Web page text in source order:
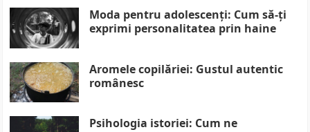
Moda pentru adolescenți: Cum să-ți
exprimi personalitatea prin haine
Aromele copilăriei: Gustul autentic
românesc
Psihologia istoriei: Cum ne